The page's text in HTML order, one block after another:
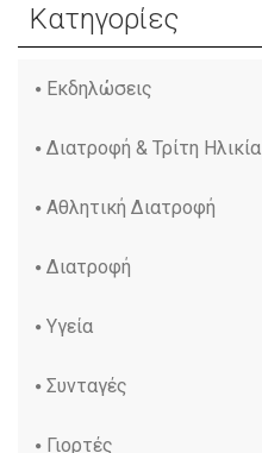
Κατηγορίες
Εκδηλώσεις
Διατροφή & Τρίτη Ηλικία
Αθλητική Διατροφή
Διατροφή
Υγεία
Συνταγές
Γιορτές